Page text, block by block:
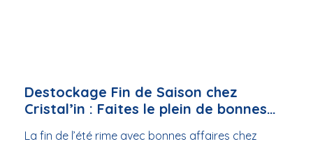
Destockage Fin de Saison chez
Cristal’in : Faites le plein de bonnes
La fin de l’été rime avec bonnes affaires chez